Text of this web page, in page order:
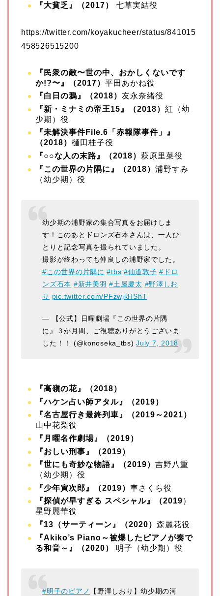
『大貧乏』（2017）
七草実結役
https://twitter.com/koyakucheer/status/841015
458526515200
『民衆の敵〜世の中、おかしくないです
か!?〜』（2017） 平田あかね役
『白日の鴉』（2018） 友永奈緒役
『新・ミナミの帝王15』（2018） 紅（幼
少期）役
『未解決事件File.6「赤報隊事件」』
（2018） 樋田桂子役
『○○な人の末路』（2018） 萩原里菜役
『この世界の片隅に』（2018） 浦野すみ
（幼少期）役
幼少期の浦野家の集合写真をお届けしま
す！このあとドロンズ石本さんは、一人ひ
とりと記念写真を撮られていました。
撮影が終わっても仲良しの浦野家でした。
#この世界の片隅に #tbs #仙道敦子 #ドロ
ンズ石本 #新井美羽 #土屋慶太 #野澤しお
り
pic.twitter.com/PFzwjkHShT
— 【公式】日曜劇場『この世界の片隅
に』３か月間、ご視聴ありがとうございま
した！！ (@konoseka_tbs)July 7, 2018
『高嶺の花』（2018）
『ハケン占い師アタル』（2019）
『名古屋行き最終列車』（2019～2021）
山中花梨役
『月曜名作劇場』（2019）
『おしい刑事』（2019）
『世にも奇妙な物語』（2019） 吉野八重
（幼少期）役
『少年寅次郎』（2019） 車さくら役
『探偵が早すぎる スペシャル』（2019）
星野麗華役
『13（サーティーン』（2020） 森麗花役
『Akiko’s Piano～被爆したピアノが奏で
る和音～』（2020）
明子（幼少期）役
#明子のピアノ
【野澤しおり】幼少期の河